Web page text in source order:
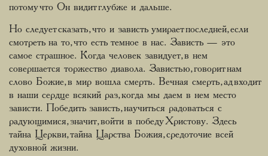
потому что Он видит глубже и дальше.
Но следует сказать, что и зависть умирает последней, если
смотреть на то, что есть темное в нас. Зависть — это
самое страшное. Когда человек завидует, в нем
совершается торжество диавола. Завистью, говорит нам
слово Божие, в мир вошла смерть. Вечная смерть, ад входит
в наши сердце всякий раз, когда мы даем в нем место
зависти. Победить зависть, научиться радоваться с
радующимися, значит, войти в победу Христову. Здесь
тайна Церкви, тайна Царства Божия, средоточие всей
духовной жизни.